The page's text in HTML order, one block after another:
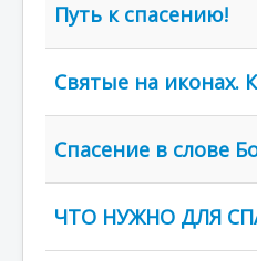
Путь к спасению!
Святые на иконах.
Спасение в слове
ЧТО НУЖНО ДЛЯ